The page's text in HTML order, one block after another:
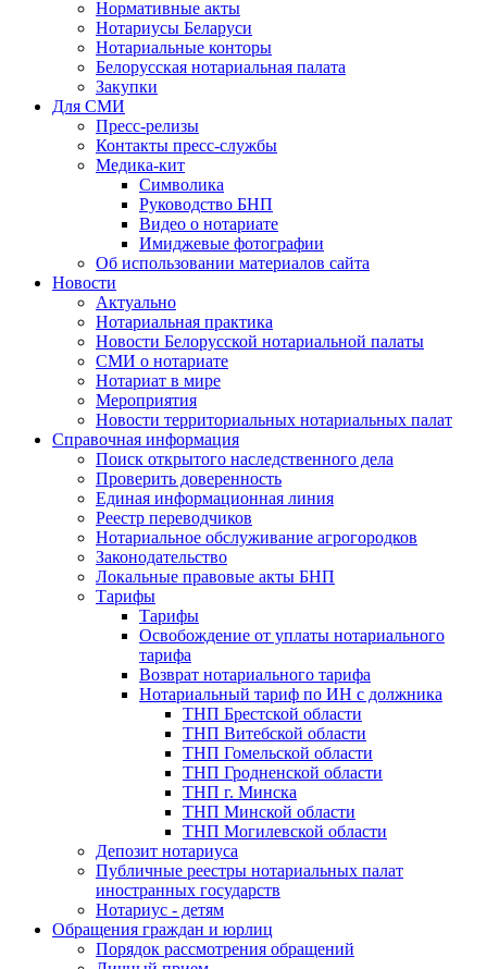
Нормативные акты
Нотариусы Беларуси
Нотариальные конторы
Белорусская нотариальная палата
Закупки
Для СМИ
Пресс-релизы
Контакты пресс-службы
Медика-кит
Символика
Руководство БНП
Видео о нотариате
Имиджевые фотографии
Об использовании материалов сайта
Новости
Актуально
Нотариальная практика
Новости Белорусской нотариальной палаты
СМИ о нотариате
Нотариат в мире
Мероприятия
Новости территориальных нотариальных палат
Справочная информация
Поиск открытого наследственного дела
Проверить доверенность
Единая информационная линия
Реестр переводчиков
Нотариальное обслуживание агрогородков
Законодательство
Локальные правовые акты БНП
Тарифы
Тарифы
Освобождение от уплаты нотариального
тарифа
Возврат нотариального тарифа
Нотариальный тариф по ИН с должника
ТНП Брестской области
ТНП Витебской области
ТНП Гомельской области
ТНП Гродненской области
ТНП г. Минска
ТНП Минской области
ТНП Могилевской области
Депозит нотариуса
Публичные реестры нотариальных палат
иностранных государств
Нотариус - детям
Обращения граждан и юрлиц
Порядок рассмотрения обращений